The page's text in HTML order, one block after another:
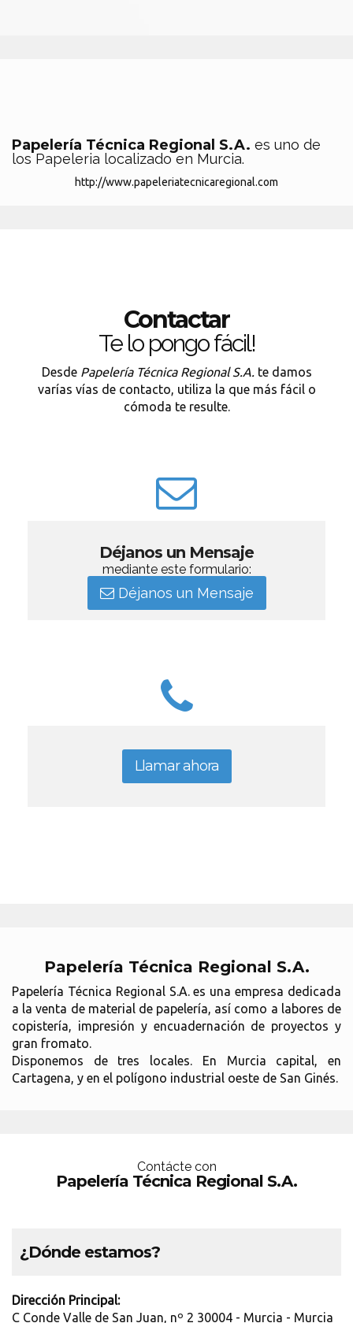
Papelería Técnica Regional S.A. es uno de
los Papeleria localizado en Murcia.
http://www.papeleriatecnicaregional.com
Contactar
Te lo pongo fácil!
Desde Papelería Técnica Regional S.A.te damos
varías vías de contacto, utiliza la que más fácil o
cómoda te resulte.
Déjanos un Mensaje
mediante este formulario:
Déjanos un Mensaje
Llamar ahora
Papelería Técnica Regional S.A.
Papelería Técnica Regional S.A. es una empresa dedicada
a la venta de material de papelería, así como a labores de
copistería, impresión y encuadernación de proyectos y
gran fromato.
Disponemos de tres locales. En Murcia capital, en
Cartagena, y en el polígono industrial oeste de San Ginés.
Contácte con
Papelería Técnica Regional S.A.
¿Dónde estamos?
Dirección Principal:
C Conde Valle de San Juan, nº 2 30004 - Murcia - Murcia